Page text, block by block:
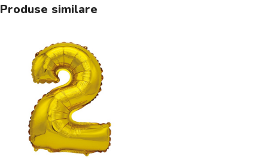
Produse similare